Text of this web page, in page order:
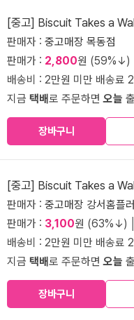
[중고] Biscuit Takes a
판매자 : 중고매장 목동점
판매가 : 2,800원 (59%↓)
배송비 : 2만원 미만 배송료
지금 택배로 주문하면오늘
장바구니
[중고] Biscuit Takes a
판매자 : 중고매장 강서홈플
판매가 : 3,100원 (63%↓)
배송비 : 2만원 미만 배송료
지금 택배로 주문하면오늘
장바구니